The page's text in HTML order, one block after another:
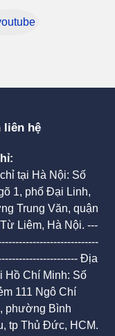
liên hệ
tại Hà Nội: Số
1, phố Đại Linh,
Trung Văn, quận
Liêm, Hà Nội. ---
Địa
Hồ Chí Minh: Số
111 Ngô Chí
phường Bình
tp Thủ Đức, HCM.